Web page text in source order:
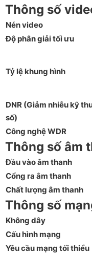
Thông số
Nén video
Độ phân giải tối ưu
Tỷ lệ khung hình
DNR (Giảm nhiễu kỹ
số)
Công nghệ WDR
Thông số âm
Đầu vào âm thanh
Cổng ra âm thanh
Chất lượng âm thanh
Thông số
Không dây
Cấu hình mạng
Yêu cầu mạng tối thiểu